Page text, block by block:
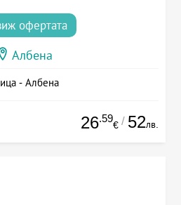
офертата
Албена
- Албена
26.59
€ / 52лв.